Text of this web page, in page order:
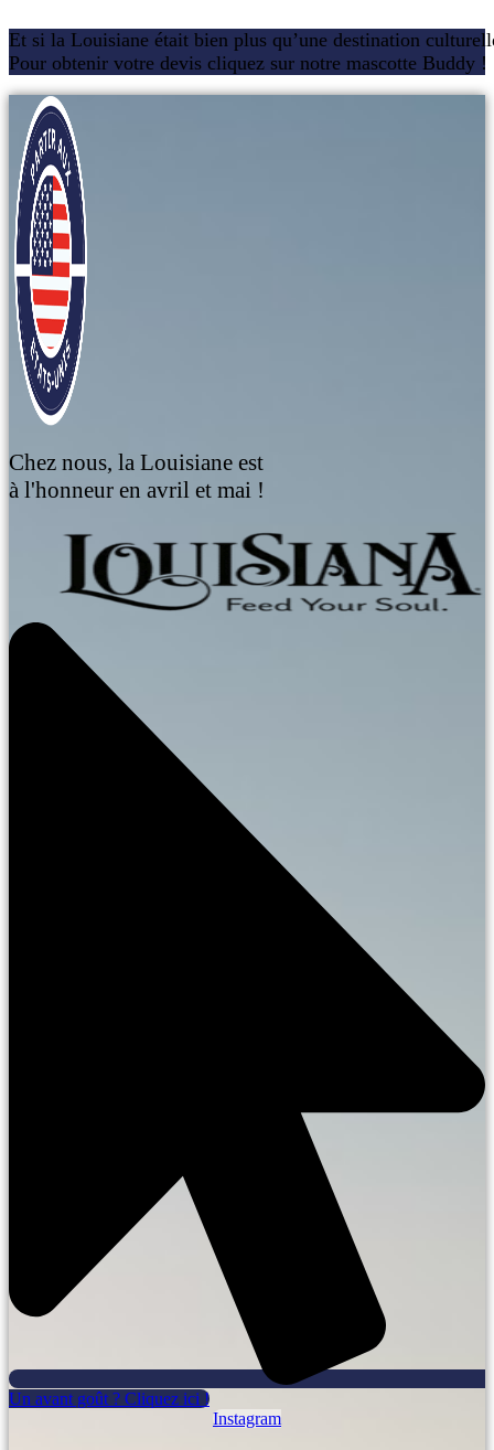
Et si la Louisiane était bien plus qu’une destination
Pour obtenir votre devis cliquez sur notre mascotte Buddy !
Chez nous, la Louisiane est
à l'honneur en avril et mai !
Un avant goût ? Cliquez ici !
Instagram